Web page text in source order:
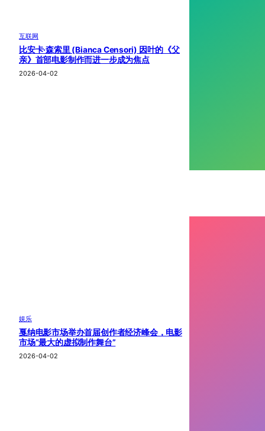
互联网
比安卡·森索里 (Bianca Censori) 因叶的《父
亲》首部电影制作而进一步成为焦点
2026-04-02
娱乐
戛纳电影市场举办首届创作者经济峰会，电影
市场“最大的虚拟制作舞台”
2026-04-02